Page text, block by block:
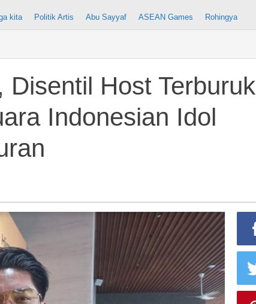
kita Politik Artis Abu Sayyaf ASEAN Games Rohingya
Disentil Host Terburuk
Indonesian Idol